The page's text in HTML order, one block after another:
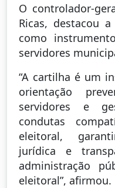
O controlador-
Ricas, destacou
como
servidores
“A cartilha é um
orientação
servidores e
condutas
eleitoral,
jurídica e
administração
eleitoral”, afirmou.